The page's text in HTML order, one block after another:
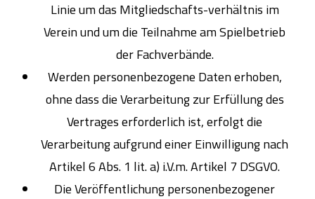
Linie um das Mitgliedschafts-verhältnis im
Verein und um die Teilnahme am Spielbetrieb
der Fachverbände.
Werden personenbezogene Daten erhoben,
ohne dass die Verarbeitung zur Erfüllung des
Vertrages erforderlich ist, erfolgt die
Verarbeitung aufgrund einer Einwilligung nach
Artikel 6 Abs. 1 lit. a) i.V.m. Artikel 7 DSGVO.
Die Veröffentlichung personenbezogener